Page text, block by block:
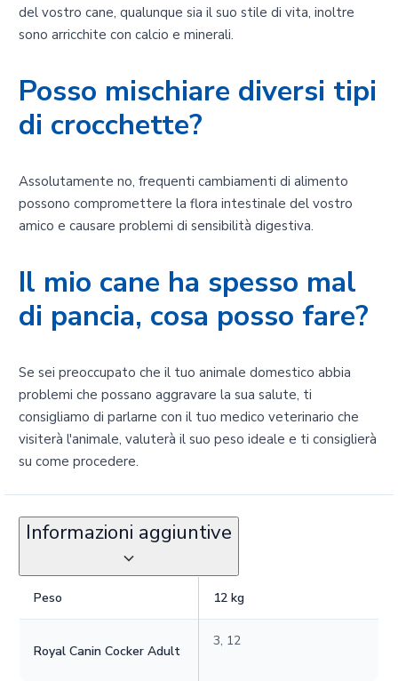
del vostro cane, qualunque sia il suo stile di vita, inoltre
sono arricchite con calcio e minerali.
Posso mischiare diversi tipi
di crocchette?
Assolutamente no, frequenti cambiamenti di alimento
possono compromettere la flora intestinale del vostro
amico e causare problemi di sensibilità digestiva.
Il mio cane ha spesso mal
di pancia, cosa posso fare?
Se sei preoccupato che il tuo animale domestico abbia
problemi che possano aggravare la sua salute, ti
consigliamo di parlarne con il tuo medico veterinario che
visiterà l'animale, valuterà il suo peso ideale e ti consiglierà
su come procedere.
Informazioni aggiuntive
Peso 12 kg
Royal Canin Cocker Adult
3, 12